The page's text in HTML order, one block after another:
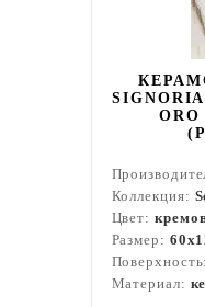
ORO
Коллекция:
Цвет:
Размер:
Материал: